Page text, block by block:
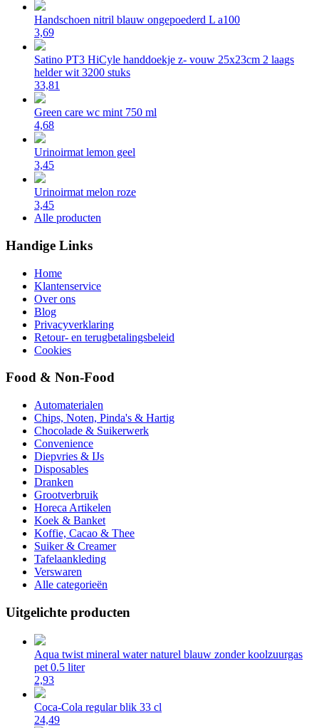
Handschoen nitril blauw ongepoederd L a100
3,69
Satino PT3 HiCyle handdoekje z- vouw 25x23cm 2 laags
helder wit 3200 stuks
33,81
Green care wc mint 750 ml
4,68
Urinoirmat lemon geel
3,45
Urinoirmat melon roze
3,45
Alle producten
Handige Links
Home
Klantenservice
Over ons
Blog
Privacyverklaring
Retour- en terugbetalingsbeleid
Cookies
Food & Non-Food
Automaterialen
Chips, Noten, Pinda's & Hartig
Chocolade & Suikerwerk
Convenience
Diepvries & IJs
Disposables
Dranken
Grootverbruik
Horeca Artikelen
Koek & Banket
Koffie, Cacao & Thee
Suiker & Creamer
Tafelaankleding
Verswaren
Alle categorieën
Uitgelichte producten
Aqua twist mineral water naturel blauw zonder koolzuurgas
pet 0.5 liter
2,93
Coca-Cola regular blik 33 cl
24,49